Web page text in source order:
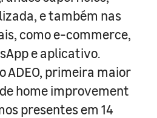
e também nas
como e-commerce,
e aplicativo.
ADEO, primeira maior
home improvement
presentes em 14